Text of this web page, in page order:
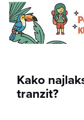
Kako
tranzit?